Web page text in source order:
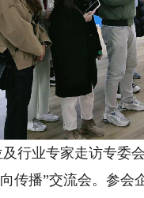
业专家走访专委
传播”交流会。参